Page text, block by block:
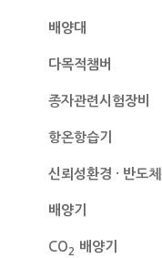
배양대
다목적챔버
종자관련시험장비
항온항습기
신뢰성환경 · 반도체
배양기
CO2 배양기